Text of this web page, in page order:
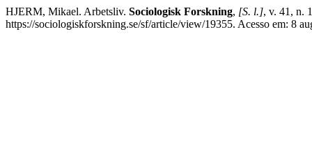
HJERM, Mikael. Arbetsliv. Sociologisk Forskning, [S. l.], v. 41, n.
https://sociologiskforskning.se/sf/article/view/19355. Acesso em: 8